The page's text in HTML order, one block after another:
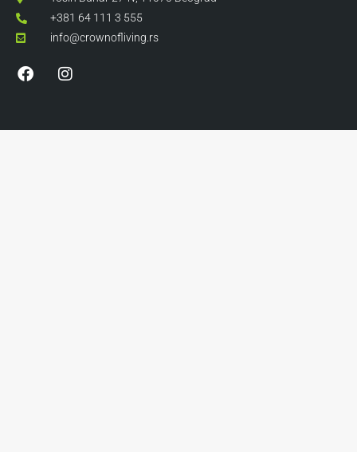
+381 64 111 3 555
info@crownofliving.rs